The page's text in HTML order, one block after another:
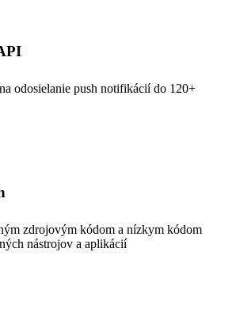
odosielanie push notifikácií do 120+
zdrojovým kódom a nízkym kódom
nástrojov a aplikácií